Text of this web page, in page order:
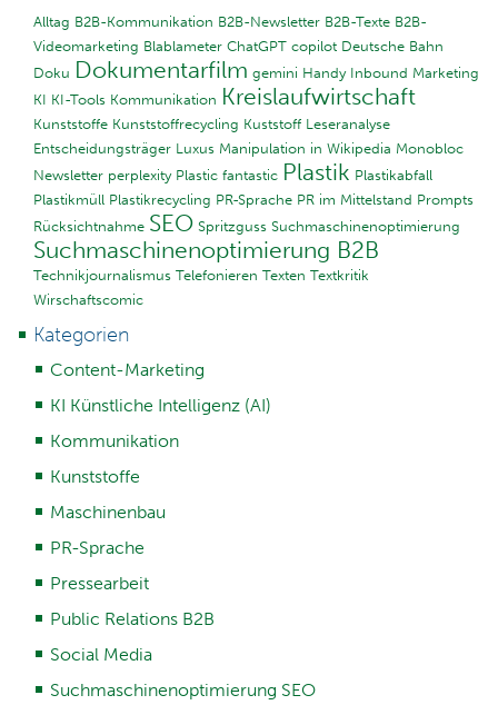
Alltag B2B-Kommunikation B2B-Newsletter B2B-Texte B2B-
Videomarketing Blablameter ChatGPT copilot Deutsche Bahn
Doku Dokumentarfilm gemini Handy Inbound Marketing
KI KI-Tools Kommunikation Kreislaufwirtschaft
Kunststoffe Kunststoffrecycling Kuststoff Leseranalyse
Entscheidungsträger Luxus Manipulation in Wikipedia Monobloc
Newsletter perplexity Plastic fantastic Plastik Plastikabfall
Plastikmüll Plastikrecycling PR-Sprache PR im Mittelstand Prompts
Rücksichtnahme SEO Spritzguss Suchmaschinenoptimierung
Suchmaschinenoptimierung B2B
Technikjournalismus Telefonieren Texten Textkritik
Wirschaftscomic
Kategorien
Content-Marketing
KI Künstliche Intelligenz (AI)
Kommunikation
Kunststoffe
Maschinenbau
PR-Sprache
Pressearbeit
Public Relations B2B
Social Media
Suchmaschinenoptimierung SEO